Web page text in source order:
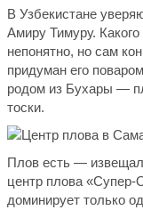
В Узбекистане
Амиру Тимуру.
непонятно, но сам
придуман его
родом из Бухары —
тоски.
Плов есть —
центр плова «Супер-
доминирует только